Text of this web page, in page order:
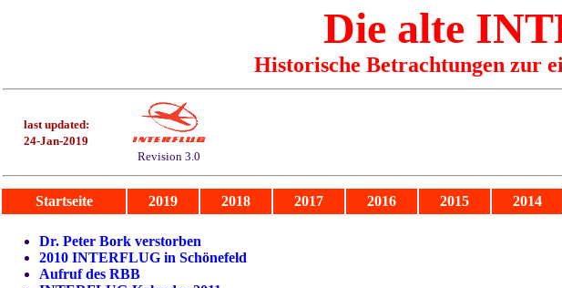
Die alte
Historische Betrachtungen zur
last updated:
24-Jan-2019
Revision 3.0
Startseite 2019 2018 2017 2016 2015 2014
Dr. Peter Bork verstorben
2010 INTERFLUG in Schönefeld
Aufruf des RBB